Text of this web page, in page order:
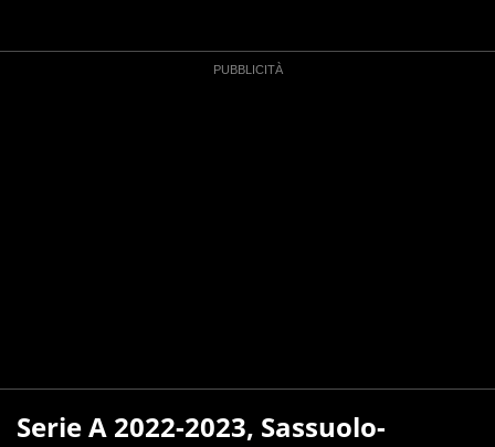
Serie A 2022-2023, Sassuolo-